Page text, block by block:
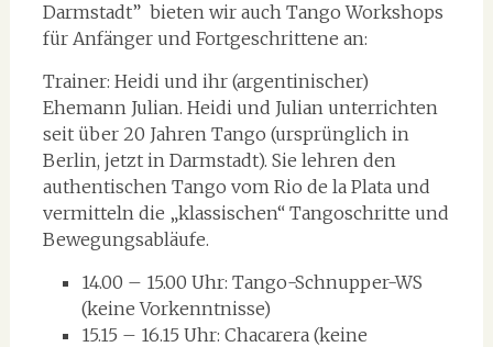
Darmstadt” bieten wir auch Tango Workshops
für Anfänger und Fortgeschrittene an:
Trainer: Heidi und ihr (argentinischer)
Ehemann Julian. Heidi und Julian unterrichten
seit über 20 Jahren Tango (ursprünglich in
Berlin, jetzt in Darmstadt). Sie lehren den
authentischen Tango vom Rio de la Plata und
vermitteln die „klassischen“ Tangoschritte und
Bewegungsabläufe.
14.00 – 15.00 Uhr: Tango-Schnupper-WS
(keine Vorkenntnisse)
15.15 – 16.15 Uhr: Chacarera (keine